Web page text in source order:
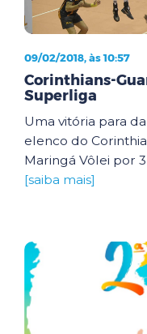
09/02/2018, às 10:57
Corinthians-
Superliga
Uma vitória para
elenco do
Maringá Vôlei por
[saiba mais]